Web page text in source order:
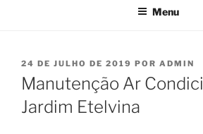
Menu
PUBLICADO
EM
24 DE JULHO DE 2019 POR ADMIN
Manutenção Ar
Jardim Etelvina